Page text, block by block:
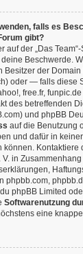
falls es
gibt?
auf der „Das
Beschwerde.
Besitzer der
oder — falls diese
free.fr,
des betreffenden
und phpBB
auf die Benutzung
und dafür in
können.
in
phpbb.com,
phpBB Limited
Softwarenutzung
eine